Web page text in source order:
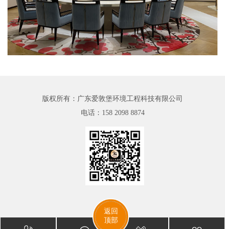
版权所有：广东爱敦堡环境工程科技有限公司
电话： 158 2098 8874
返回
顶部